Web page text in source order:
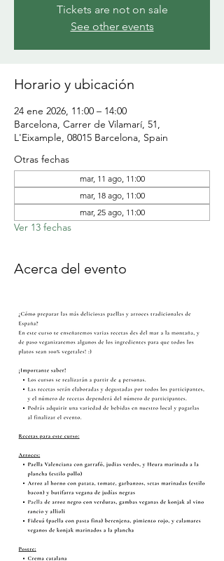
Tickets are not on sale
See other events
Horario y ubicación
24 ene 2026, 11:00 – 14:00
Barcelona, Carrer de Vilamarí, 51,
L'Eixample, 08015 Barcelona, Spain
Otras fechas
mar, 11 ago, 11:00
mar, 18 ago, 11:00
mar, 25 ago, 11:00
Ver 13 fechas
Acerca del evento